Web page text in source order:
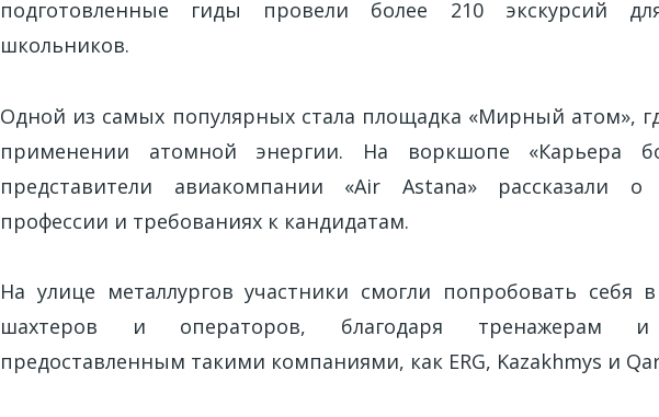
подготовленные гиды провели более 210 экскурсий
школьников.
Одной из самых популярных стала площадка «Мирный атом»,
применении атомной энергии. На воркшопе «Карьера
представители авиакомпании «Air Astana» рассказали о
профессии и требованиях к кандидатам.
На улице металлургов участники смогли попробовать себя
шахтеров и операторов, благодаря тренажерам и
предоставленным такими компаниями, как ERG, Kazakhmys и